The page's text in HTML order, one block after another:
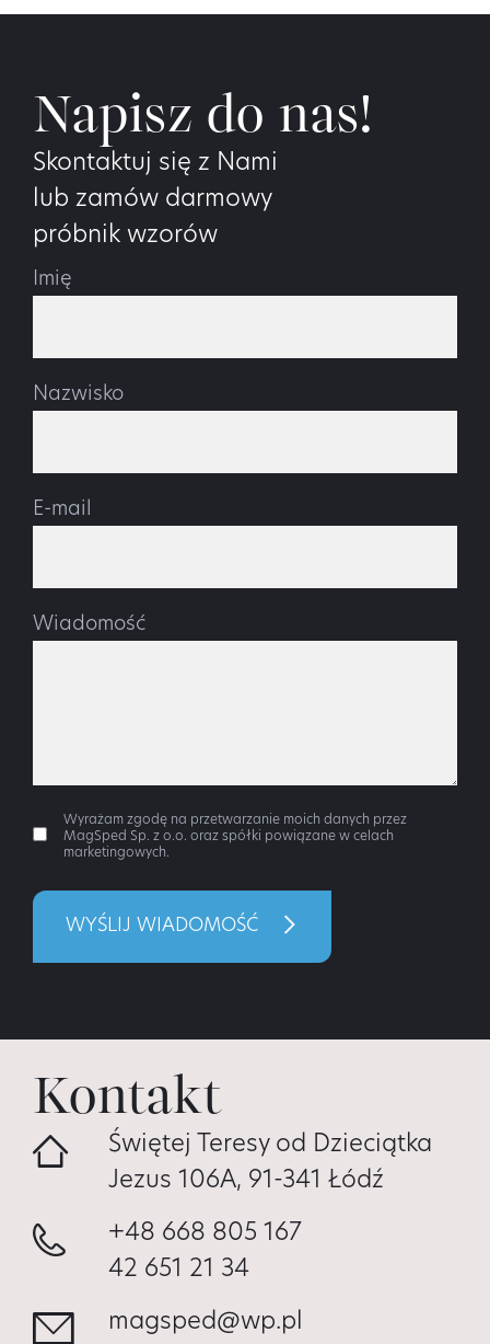
Napisz do nas!
Skontaktuj się z Nami
lub zamów darmowy
próbnik wzorów
Imię
Nazwisko
E-mail
Wiadomość
Wyrażam zgodę na przetwarzanie moich danych przez
MagSped Sp. z o.o. oraz spółki powiązane w celach
marketingowych.
WYŚLIJ WIADOMOŚĆ
Kontakt
Świętej Teresy od Dzieciątka
Jezus 106A, 91-341 Łódź
+48 668 805 167
42 651 21 34
magsped@wp.pl